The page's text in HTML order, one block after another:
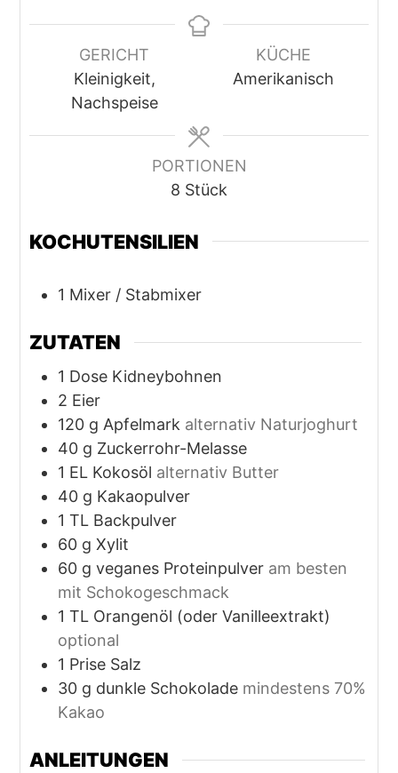
GERICHT
Kleinigkeit,
Nachspeise
KÜCHE
Amerikanisch
PORTIONEN
8 Stück
KOCHUTENSILIEN
1 Mixer / Stabmixer
ZUTATEN
1 Dose Kidneybohnen
2 Eier
120 g Apfelmark alternativ Naturjoghurt
40 g Zuckerrohr-Melasse
1 EL Kokosöl alternativ Butter
40 g Kakaopulver
1 TL Backpulver
60 g Xylit
60 g veganes Proteinpulver am besten
mit Schokogeschmack
1 TL Orangenöl (oder Vanilleextrakt)
optional
1 Prise Salz
30 g dunkle Schokolade mindestens 70%
Kakao
ANLEITUNGEN